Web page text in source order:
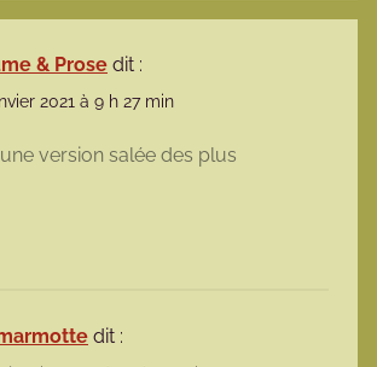
& Prose dit :
2021 à 9 h 27 min
version salée des plus
dit :